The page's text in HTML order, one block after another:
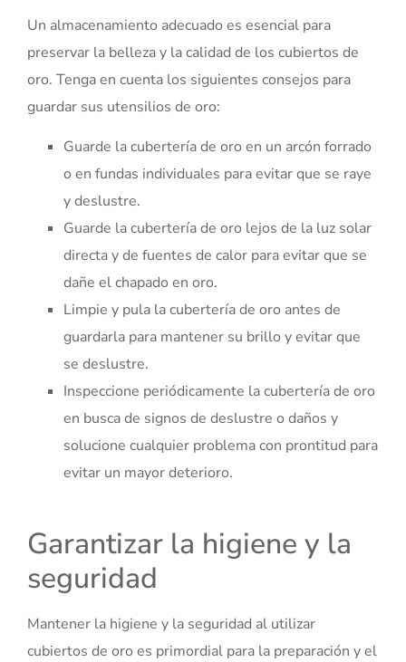
Un almacenamiento adecuado es esencial para
preservar la belleza y la calidad de los cubiertos de
oro. Tenga en cuenta los siguientes consejos para
guardar sus utensilios de oro:
Guarde la cubertería de oro en un arcón forrado
o en fundas individuales para evitar que se raye
y deslustre.
Guarde la cubertería de oro lejos de la luz solar
directa y de fuentes de calor para evitar que se
dañe el chapado en oro.
Limpie y pula la cubertería de oro antes de
guardarla para mantener su brillo y evitar que
se deslustre.
Inspeccione periódicamente la cubertería de oro
en busca de signos de deslustre o daños y
solucione cualquier problema con prontitud para
evitar un mayor deterioro.
Garantizar la higiene y la
seguridad
Mantener la higiene y la seguridad al utilizar
cubiertos de oro es primordial para la preparación y el